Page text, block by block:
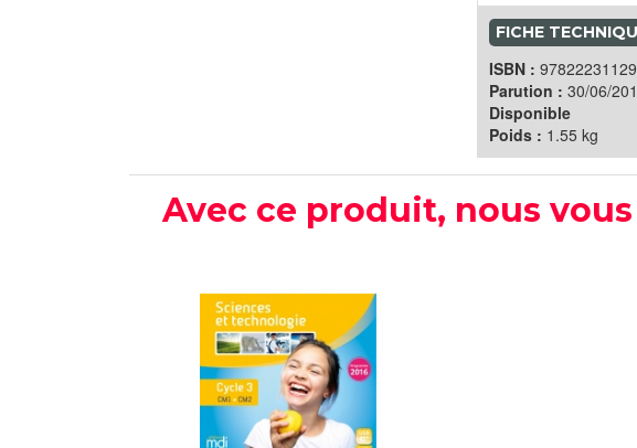
FICHE
ISBN :
Parution : 30/06/
Disponible
Poids : 1.55 kg
Avec ce produit, nous